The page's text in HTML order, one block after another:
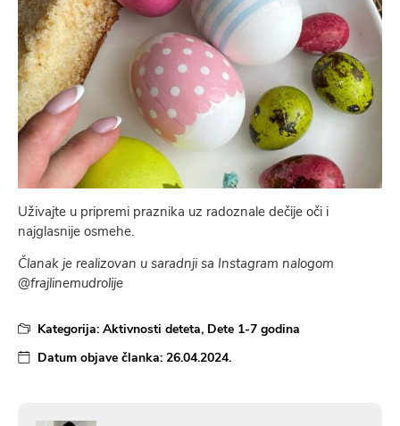
Uživajte u pripremi praznika uz radoznale dečije oči i
najglasnije osmehe.
Članak je realizovan u saradnji sa Instagram nalogom
@frajlinemudrolije
Kategorija: Aktivnosti deteta, Dete 1-7 godina
Datum objave članka: 26.04.2024.